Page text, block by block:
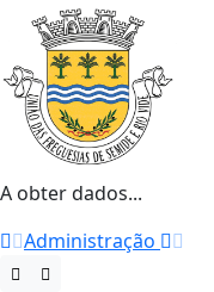
A obter dados...
Administração